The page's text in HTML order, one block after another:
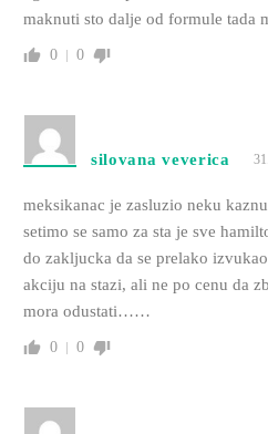
maknuti sto dalje od formule tada
0 0
silovana veverica
meksikanac je zasluzio neku
setimo se samo za sta je sve
do zakljucka da se prelako
akciju na stazi, ali ne po cenu da
mora odustati……
0 0